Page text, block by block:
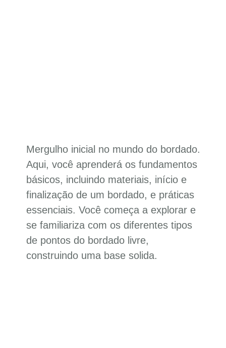
Mergulho inicial no mundo do bordado.
Aqui, você aprenderá os fundamentos
básicos, incluindo materiais, início e
finalização de um bordado, e práticas
essenciais. Você começa a explorar e
se familiariza com os diferentes tipos
de pontos do bordado livre,
construindo uma base solida.